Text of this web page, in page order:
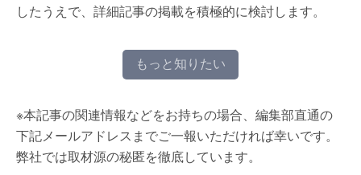
したうえで、詳細記事の掲載を積極的に検討します。
もっと知りたい
※本記事の関連情報などをお持ちの場合、編集部直通の
下記メールアドレスまでご一報いただければ幸いです。
弊社では取材源の秘匿を徹底しています。